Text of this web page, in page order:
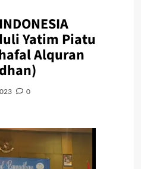
Yatim Piatu
Alquran
0